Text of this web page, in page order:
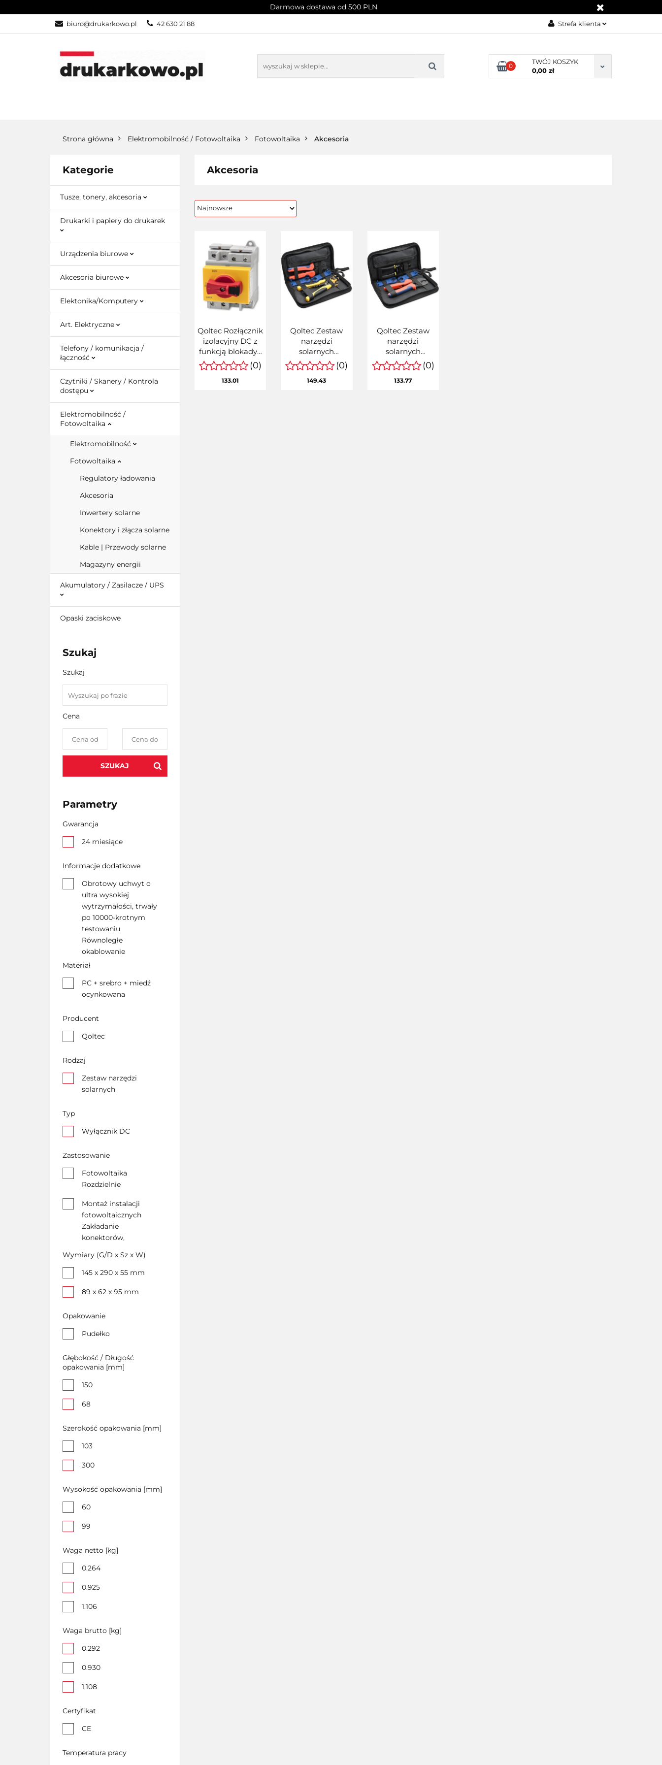
Darmowa dostawa od 500 PLN
biuro@drukarkowo.pl 42 630 21 88 Strefa klienta
Załóż konto
Dodaj zgłoszenie
0
TWÓJ KOSZYK
0,00 zł
KATEGORIE PROMOCJE NOWOŚCI BESTSELLERY BLOG KONTAKT
Strona główna Elektromobilność / Fotowoltaika Fotowoltaika Akcesoria
Kategorie
Tusze, tonery, akcesoria
Drukarki i papiery do drukarek
Urządzenia biurowe
Akcesoria biurowe
Elektonika/Komputery
Art. Elektryczne
Telefony / komunikacja /
łączność
Czytniki / Skanery / Kontrola
dostępu
Elektromobilność /
Fotowoltaika
Elektromobilność
Fotowoltaika
Regulatory ładowania
Akcesoria
Inwertery solarne
Konektory i złącza solarne
Kable | Przewody solarne
Magazyny energii
Akumulatory / Zasilacze / UPS
Opaski zaciskowe
Szukaj
Szukaj
Cena
SZUKAJ
Parametry
Gwarancja
24 miesiące
Informacje dodatkowe
Obrotowy uchwyt o
ultra wysokiej
wytrzymałości, trwały
po 10000-krotnym
testowaniu
Równoległe
okablowanie
Materiał
PC + srebro + miedź
ocynkowana
Producent
Qoltec
Rodzaj
Zestaw narzędzi
solarnych
Typ
Wyłącznik DC
Zastosowanie
Fotowoltaika
Rozdzielnie
Montaż instalacji
fotowoltaicznych
Zakładanie
konektorów,
przewodów solarnych
Wymiary (G/D x Sz x W)
145 x 290 x 55 mm
89 x 62 x 95 mm
Opakowanie
Pudełko
Głębokość / Długość
opakowania [mm]
150
68
Szerokość opakowania [mm]
103
300
Wysokość opakowania [mm]
60
99
Waga netto [kg]
0.264
0.925
1.106
Waga brutto [kg]
0.292
0.930
1.108
Certyfikat
CE
Temperatura pracy
Akcesoria
Qoltec Rozłącznik
izolacyjny DC z
funkcją blokady |
Wyłącznik
główny| 1200V |
32A | 8kV | 4P
(0)
133.01
Qoltec Zestaw
narzędzi
solarnych
kompatybilnych
ze złączami MC4 |
Zaciskarka +
(0)
149.43
Qoltec Zestaw
narzędzi
solarnych
kompatybilnych
ze złączami MC4 |
Zaciskarka +
(0)
133.77